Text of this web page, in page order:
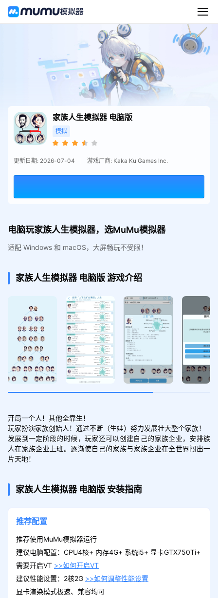
家族人生模拟器 电脑版
模拟
更新日期: 2026-07-04 游戏厂商: Kaka Ku Games Inc.
电脑玩家族人生模拟器，选MuMu模拟器
适配 Windows 和 macOS，大屏畅玩不受限！
家族人生模拟器 电脑版游戏介绍
开局一个人！其他全靠生！
玩家扮演家族创始人！通过不断（生娃）努力发展壮大整个家族！
发展到一定阶段的时候，玩家还可以创建自己的家族企业，安排族
人在家族企业上班。逐渐使自己的家族与家族企业在全世界闯出一
片天地！
家族人生模拟器 电脑版 安装指南
推荐配置
推荐使用MuMu模拟器运行
建议电脑配置：CPU4核+ 内存4G+ 系统i5+ 显卡GTX750Ti+
需要开启VT >>如何开启VT
建议性能设置：2核2G >>如何调整性能设置
显卡渲染模式极速、兼容均可